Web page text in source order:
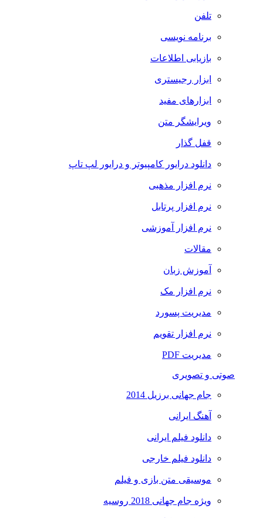
تلفن
برنامه نویسی
بازیابی اطلاعات
ابزار رجیستری
ابزارهای مفید
ویرایشگر متن
قفل گذار
دانلود درایور کامپیوتر و درایور لپ تاپ
نرم افزار مذهبی
نرم افزار پرتابل
نرم افزار آموزشی
مقالات
آموزش زبان
نرم افزار مک
مدیریت پسورد
نرم افزار تقویم
مدیریت PDF
صوتی و تصویری
جام جهانی برزیل 2014
آهنگ ایرانی
دانلود فیلم ایرانی
دانلود فیلم خارجی
موسیقی متن بازی و فیلم
ویژه جام جهانی 2018 روسیه